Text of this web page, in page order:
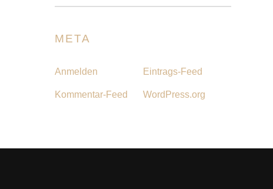
META
Anmelden Eintrags-Feed
Kommentar-Feed WordPress.org